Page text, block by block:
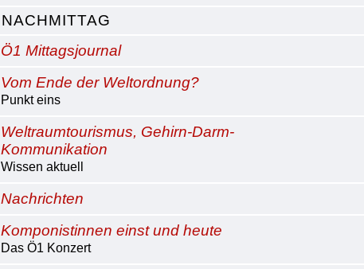
NACHMITTAG
Ö1 Mittagsjournal
Vom Ende der Weltordnung?
Punkt eins
Weltraumtourismus, Gehirn-Darm-
Kommunikation
Wissen aktuell
Nachrichten
Komponistinnen einst und heute
Das Ö1 Konzert